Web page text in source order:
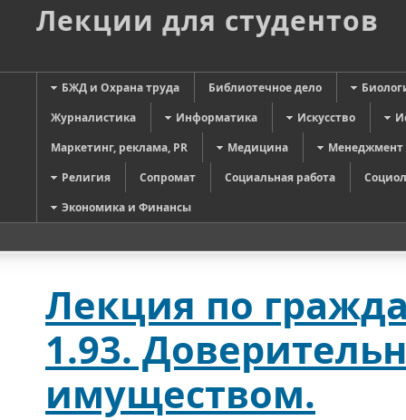
Лекции для студентов
БЖД и Охрана труда Библиотечное дело
Журналистика
Информатика Искусство
Маркетинг, реклама, PR
Медицина
Менеджмент
Религия
Сопромат Социальная работа
Экономика и Финансы
Лекция по
1.93.
имуществом.